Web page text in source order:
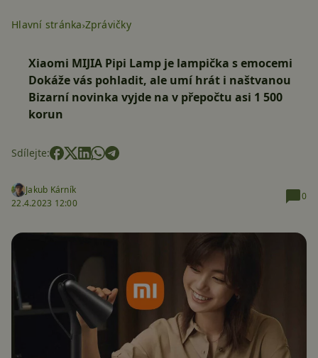
Hlavní stránka Zprávičky
Xiaomi MIJIA Pipi Lamp je lampička s emocemi
Dokáže vás pohladit, ale umí hrát i naštvanou
Bizarní novinka vyjde na v přepočtu asi 1 500
korun
Sdílejte:
Jakub Kárník
22.4.2023 12:00
0